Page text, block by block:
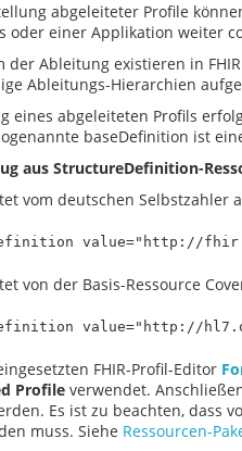
abgeleiteter Profile
oder einer Applikation weiter
der Ableitung existieren in
Ableitungs-Hierarchien
eines abgeleiteten Profils
baseDefinition ist
aus StructureDefinition-
vom deutschen Selbstzahler
von der Basis-Ressource
FHIR-Profil-Editor
Profile verwendet.
Es ist zu beachten, dass
muss. Siehe Ressourcen-